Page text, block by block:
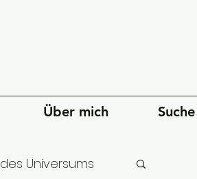
Über mich Suche
Universums